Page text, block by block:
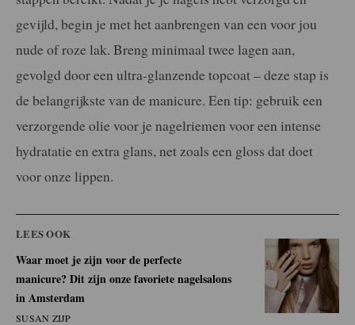
gevijld, begin je met het aanbrengen van een voor jou
nude of roze lak. Breng minimaal twee lagen aan,
gevolgd door een ultra-glanzende topcoat – deze stap is
de belangrijkste van de manicure. Een tip: gebruik een
verzorgende olie voor je nagelriemen voor een intense
hydratatie en extra glans, net zoals een gloss dat doet
voor onze lippen.
LEES OOK
Waar moet je zijn voor de perfecte
manicure? Dit zijn onze favoriete nagelsalons
in Amsterdam
SUSAN ZIJP